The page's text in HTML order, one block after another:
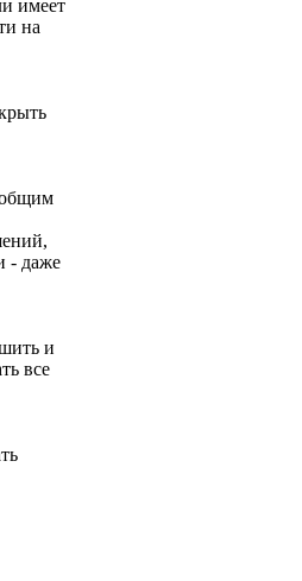
имеет
на
общим
- даже
и
все